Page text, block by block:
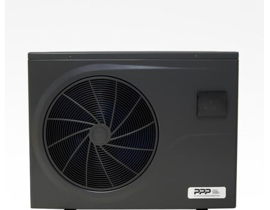
De
olika
alternativen
kan
väljas
på
produktsidan